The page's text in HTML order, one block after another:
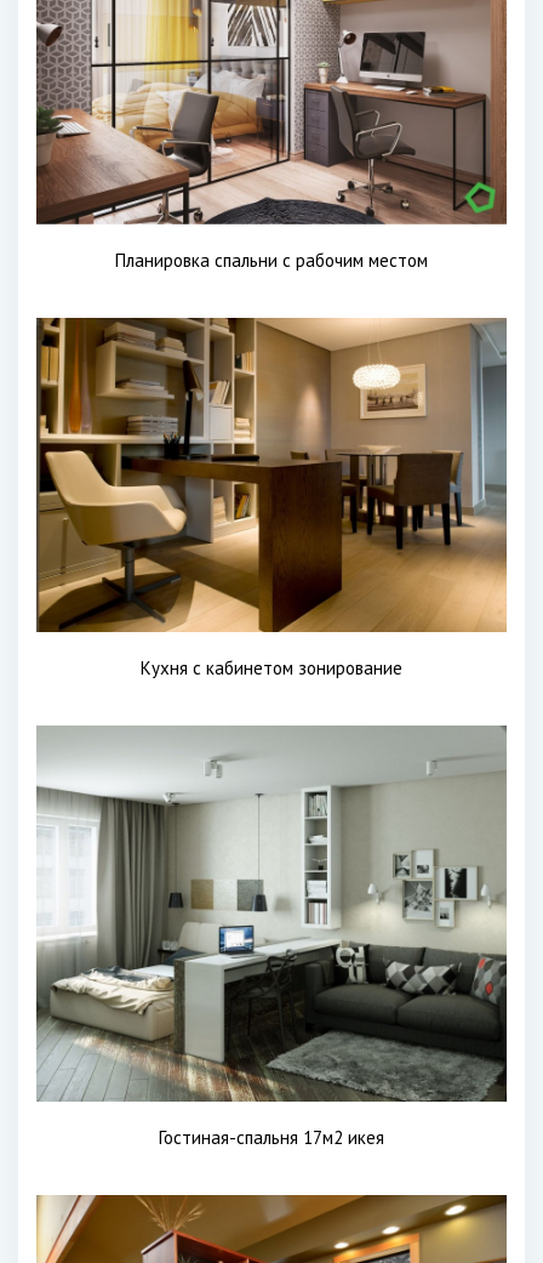
Планировка спальни с рабочим местом
Кухня с кабинетом зонирование
Гостиная-спальня 17м2 икея